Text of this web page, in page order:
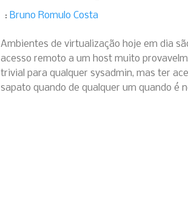
: Bruno Romulo Costa
Ambientes de virtualização hoje em dia
acesso remoto a um host muito
trivial para qualquer sysadmin, mas ter
sapato quando de qualquer um quando é